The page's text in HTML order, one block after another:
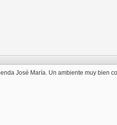
José María. Un ambiente muy bien